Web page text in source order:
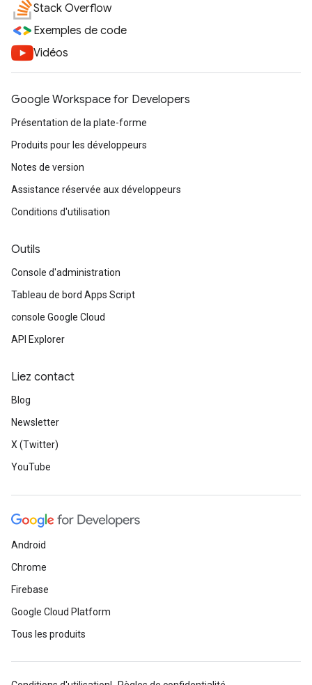
Stack Overflow
Exemples de code
Vidéos
Google Workspace for Developers
Présentation de la plate-forme
Produits pour les développeurs
Notes de version
Assistance réservée aux développeurs
Conditions d'utilisation
Outils
Console d'administration
Tableau de bord Apps Script
console Google Cloud
API Explorer
Liez contact
Blog
Newsletter
X (Twitter)
YouTube
Android
Chrome
Firebase
Google Cloud Platform
Tous les produits